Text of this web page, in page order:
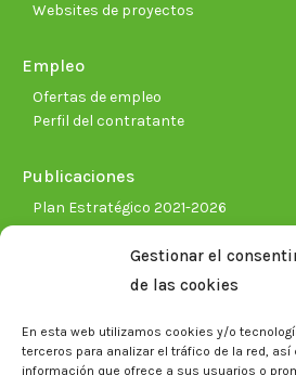
Gestionar el
de las cookies
En esta web utilizamos cookies y/o
terceros para analizar el tráfico de la red, así
información que ofrece a sus usuarios o
Websites de proyectos
Empleo
Ofertas de empleo
Perfil del contratante
Publicaciones
Plan Estratégico 2021-2026
Memorias corporativas
Biblioteca. Repositorio CITAREA
Noticias
Eventos